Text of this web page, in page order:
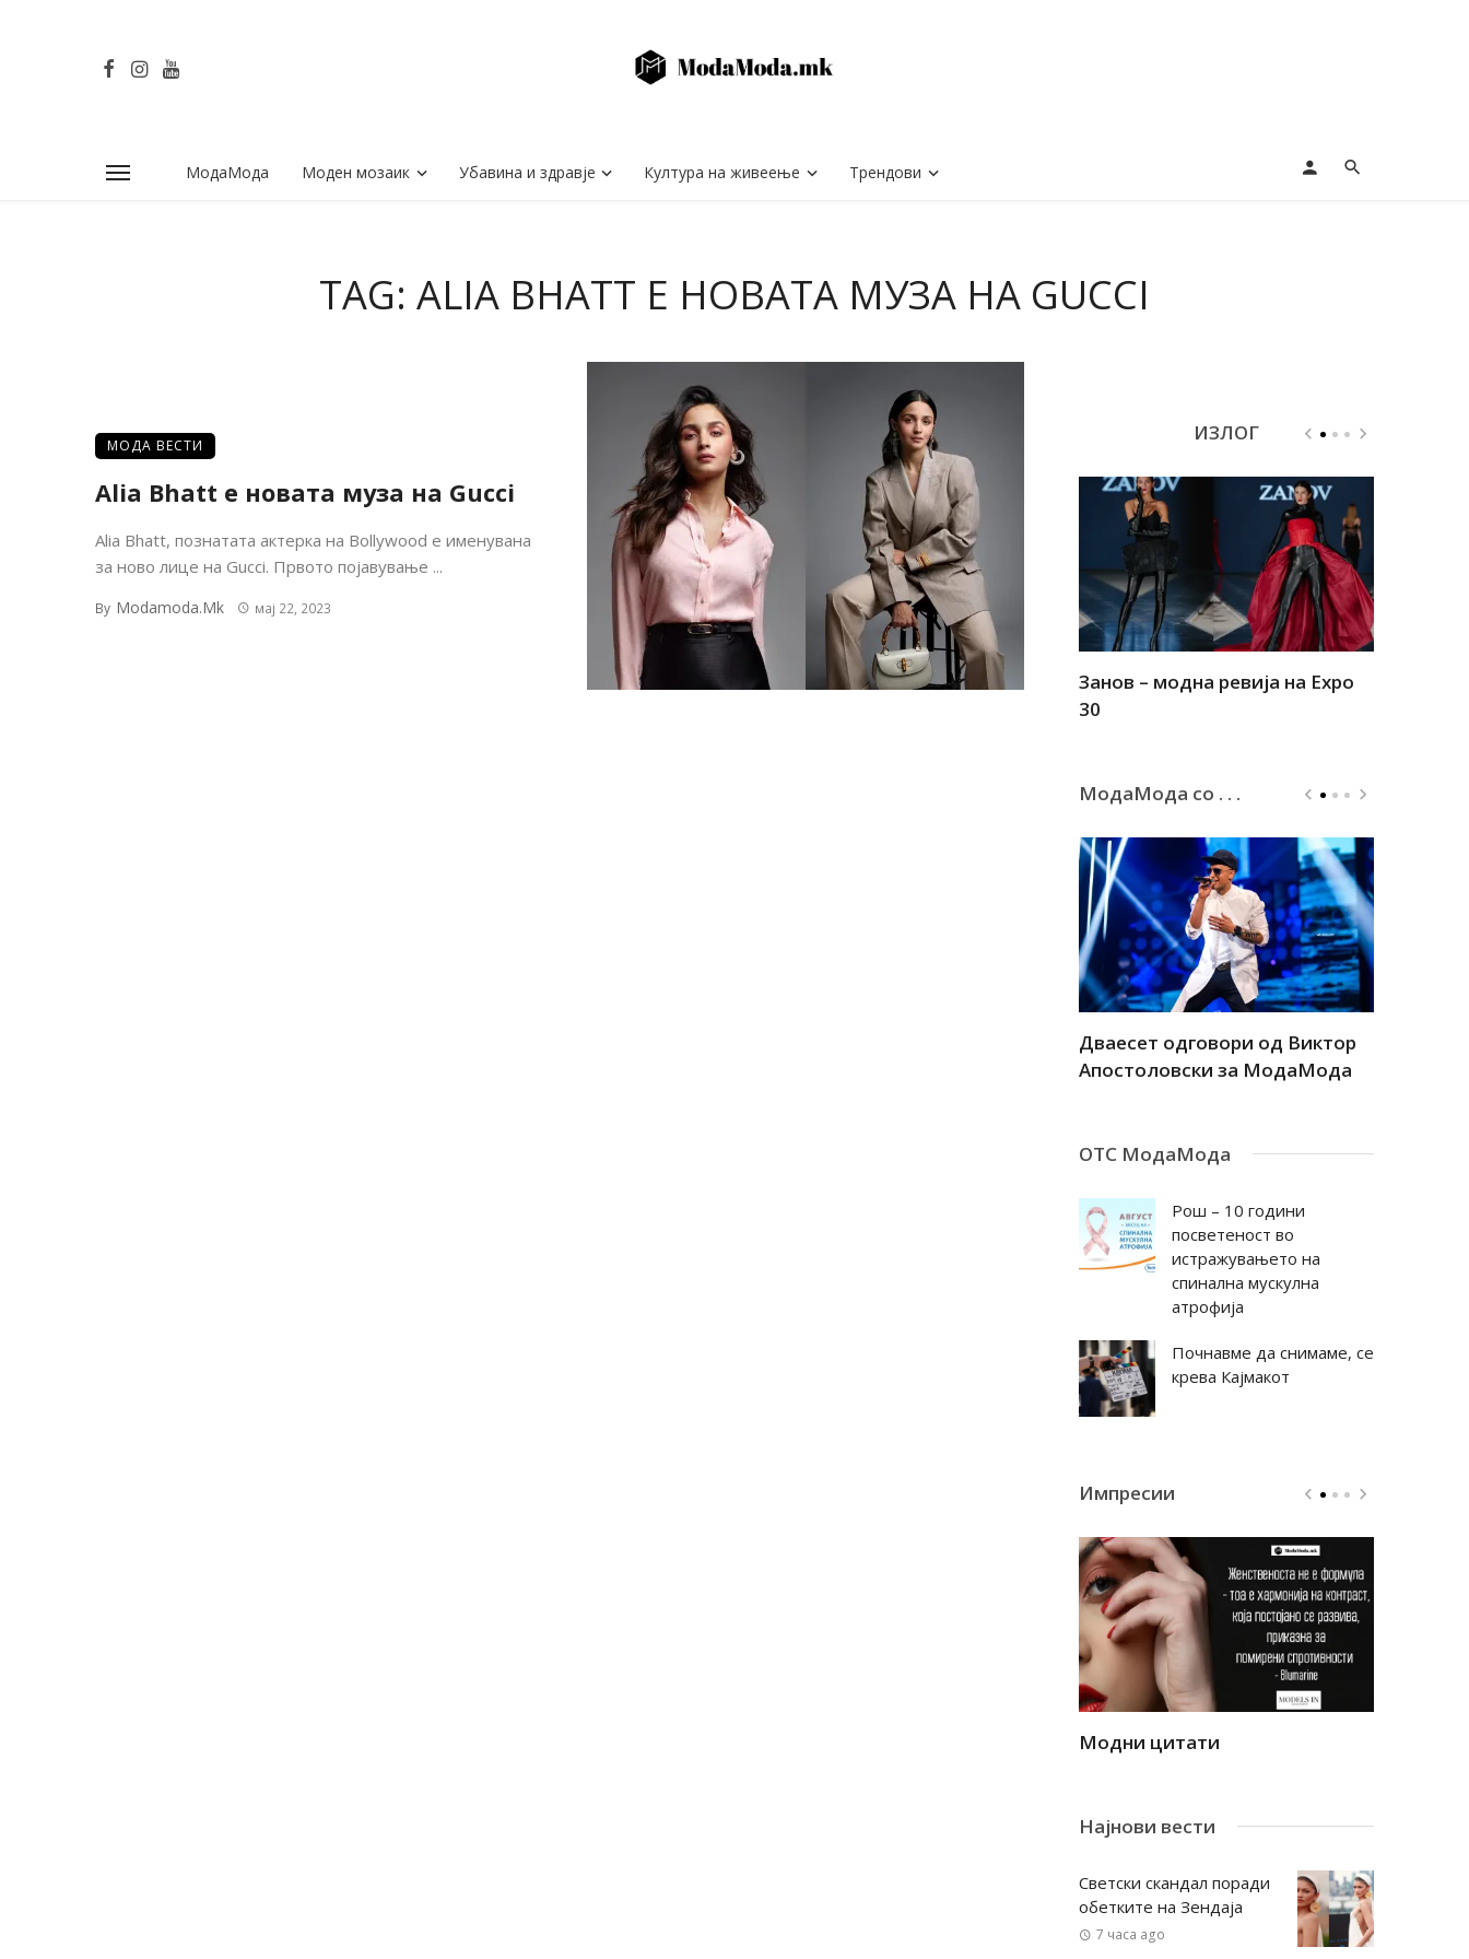
МодаМода Моден мозаик Убавина и здравје Култура на живеење Трендови
TAG: ALIA BHATT Е НОВАТА МУЗА НА GUCCI
МОДА ВЕСТИ
Alia Bhatt е новата муза на Gucci
Alia Bhatt, познатата актерка на Bollywood е именувана
за ново лице на Gucci. Првото појавување ...
By Modamoda.mk мај 22, 2023
ИЗЛОГ
Алшар – модна ревија на Expo
Филигрански обетки
Занов – модна ревија на Expo
30
МодаМода со . . .
Дваесет одговори од Виктор
Апостоловски за МодаМода
ОТС МодаМода
Рош – 10 години
посветеност во
истражувањето на
спинална мускулна
атрофија
Почнавме да снимаме, се
крева Кајмакот
Импресии
Модни цитати
Најнови вести
Светски скандал поради
обетките на Зендаја
7 часа ago